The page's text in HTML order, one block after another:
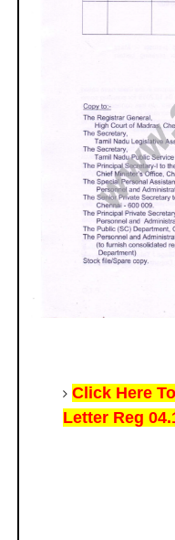
Click Here
Letter Reg